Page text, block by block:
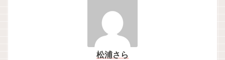
松浦さら